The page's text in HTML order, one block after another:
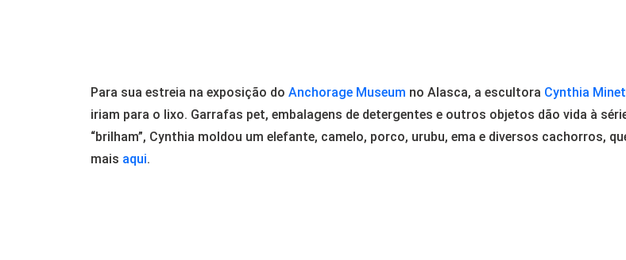
Para sua estreia na exposição do Anchorage Museum no Alasca, a escultora Cynthia Minet
iriam para o lixo. Garrafas pet, embalagens de detergentes e outros objetos dão vida à
“brilham”, Cynthia moldou um elefante, camelo, porco, urubu, ema e diversos cachorros,
mais aqui.